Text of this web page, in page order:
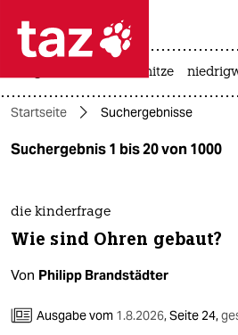
 taz zahl ich
taz zahl ich
themen
politik
öko
gesellschaft
kultur
hitze
Startseite Suchergebnisse
Suchergebnis 1 bis 20 von 1000
die kinderfrage
Wie sind Ohren gebaut?
Von Philipp Brandstädter
Ausgabe vom 1.8.2026,Seite 24,